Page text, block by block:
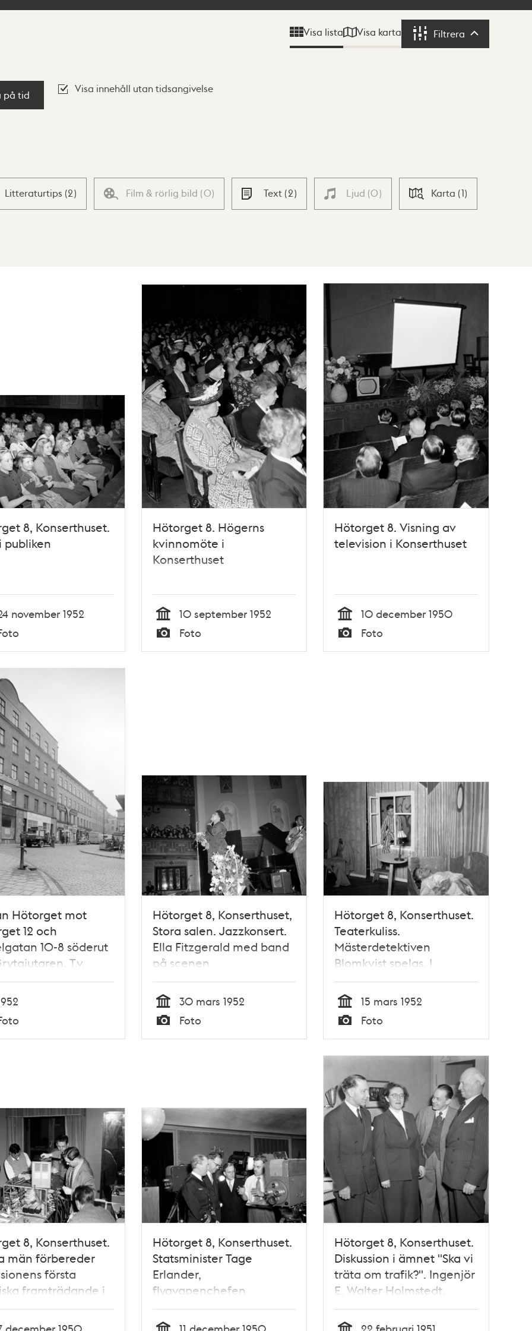
Visa lista Visa karta Filtrera Filtrera
på tid
Visa innehåll utan tidsangivelse
Litteraturtips (2) Film & rörlig bild (0) Text (2) Ljud (0) Karta (1)
8, Konserthuset.
publiken
november 1952
Hötorget 8. Högerns
kvinnomöte i
Konserthuset
Tid
10 september 1952
Typ
Foto
Hötorget 8. Visning av
television i Konserthuset
Tid
10 december 1950
Typ
Foto
Hötorget mot
12 och
10-8 söderut
T.v.
I bildens
kant ligger
Längs
står nu de
Hötorget 8, Konserthuset,
Stora salen. Jazzkonsert.
Ella Fitzgerald med band
på scenen
Tid
30 mars 1952
Typ
Foto
Hötorget 8, Konserthuset.
Teaterkuliss.
Mästerdetektiven
Blomkvist spelas. I
fönstret Kalle Blomkvist
spelad av Örjan Ekman
Tid
15 mars 1952
Typ
Foto
8, Konserthuset.
män förbereder
första
framträdande i
skall
Hötorget 8, Konserthuset.
Statsminister Tage
Erlander,
flygvapenchefen
Nordenskiöld och
Elektronikbolagets chef S.
Hötorget 8, Konserthuset.
Diskussion i ämnet "Ska vi
träta om trafik?". Ingenjör
E. Walter Holmstedt,
Astrid Hjelmström,
direktör Raymond